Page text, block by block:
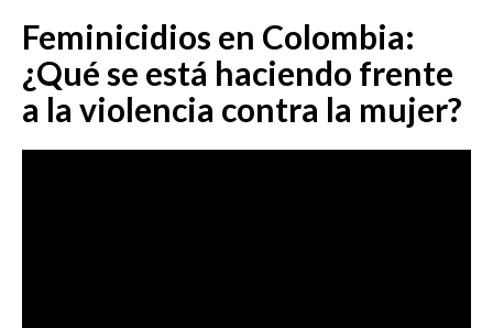
EMISIÓN 12:30 PM
EMISIÓN 7:00 PM
Feminicidios en Colombia:
¿Qué se está haciendo frente
a la violencia contra la mujer?